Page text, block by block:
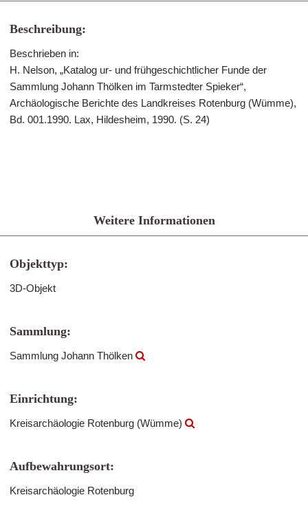
Beschreibung:
Beschrieben in:
H. Nelson, „Katalog ur- und frühgeschichtlicher Funde der
Sammlung Johann Thölken im Tarmstedter Spieker“,
Archäologische Berichte des Landkreises Rotenburg (Wümme),
Bd. 001.1990. Lax, Hildesheim, 1990. (S. 24)
Weitere Informationen
Objekttyp:
3D-Objekt
Sammlung:
Sammlung Johann Thölken
Einrichtung:
Kreisarchäologie Rotenburg (Wümme)
Aufbewahrungsort:
Kreisarchäologie Rotenburg